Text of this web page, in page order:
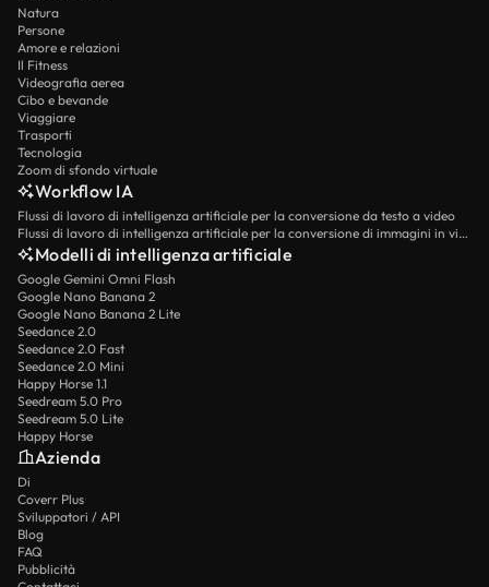
Natura
Persone
Amore e relazioni
Il Fitness
Videografia aerea
Cibo e bevande
Viaggiare
Trasporti
Tecnologia
Zoom di sfondo virtuale
Workflow IA
Flussi di lavoro di intelligenza artificiale per la conversione da testo a video
Flussi di lavoro di intelligenza artificiale per la conversione di immagini in video
Modelli di intelligenza artificiale
Google Gemini Omni Flash
Google Nano Banana 2
Google Nano Banana 2 Lite
Seedance 2.0
Seedance 2.0 Fast
Seedance 2.0 Mini
Happy Horse 1.1
Seedream 5.0 Pro
Seedream 5.0 Lite
Happy Horse
Azienda
Di
Coverr Plus
Sviluppatori / API
Blog
FAQ
Pubblicità